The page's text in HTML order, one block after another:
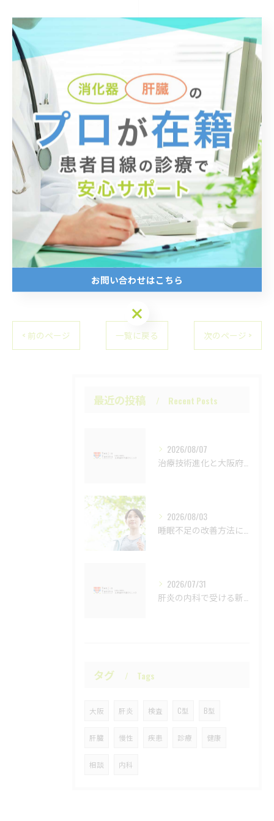
まとめ
肝臓病は痛みがないケースが多いです。
知らず知らずのうちに進行している恐れがあるので要注
意です。
セルフチェックをして心当たりがあるかたは、早めに健
診を受けましょう。
大阪府高槻市にある「医療法人晴聖会 天神田中内科クリ
ニック」には、ウイルス性肝炎や脂肪肝の専門医が在籍
しております。
迅速な検査や診断、治療が可能ですので、なるべく早め
の受診をおすすめいたします。
< 前のページ 一覧に戻る 次のページ >
最近の投稿 Recent Posts
2026/08/07
治療技術進化と大阪府門真市の最新動向を内科と肝炎ケアの視点から徹底解説
2026/08/03
睡眠不足の改善方法について
2026/07/31
肝炎の内科で受ける新しい診断法と検査の流れ徹底解説
タグ Tags
大阪 肝炎 検査 C型 B型
肝臓 慢性 疾患 診療 健康
相談 内科
お問い合わせはこちら
お問い合わせはこちら